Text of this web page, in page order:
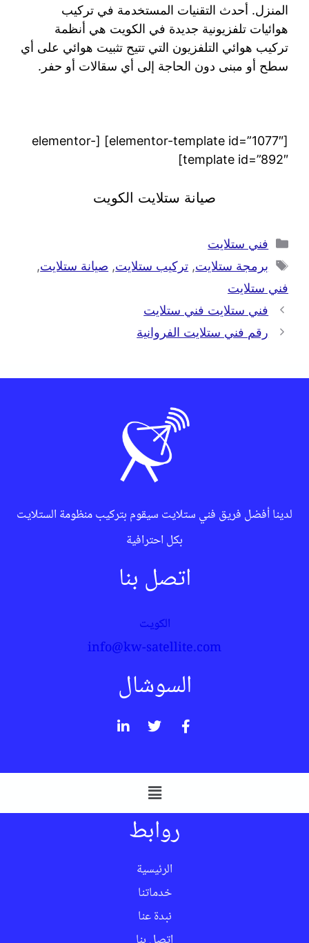
المنزل. أحدث التقنيات المستخدمة في تركيب
هوائيات تلفزيونية جديدة في الكويت هي أنظمة
تركيب هوائي التلفزيون التي تتيح تثبيت هوائي على أي
سطح أو مبنى دون الحاجة إلى أي سقالات أو حفر.
[elementor-template id=”1077″] [elementor-
template id=”892″]
صيانة ستلايت الكويت
فني ستلايت
برمجة ستلايت, تركيب ستلايت, صيانة ستلايت,
فني ستلايت
فني ستلايت فني ستلايت
رقم فني ستلايت الفروانية
لدينا أفضل فريق فني ستلايت سيقوم بتركيب منظومة الستلايت
بكل احترافية
اتصل بنا
الكويت
info@kw-satellite.com
السوشال
روابط
الرئيسية
خدماتنا
نبدة عنا